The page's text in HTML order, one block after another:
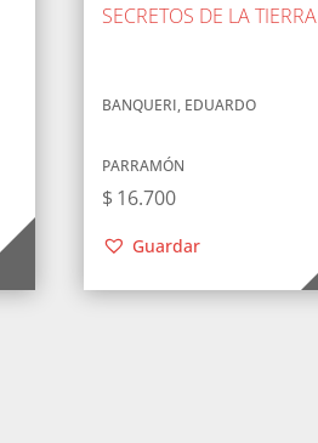
SECRETOS DE LA TIERRA
BANQUERI, EDUARDO
PARRAMÓN
$ 16.700
Guardar